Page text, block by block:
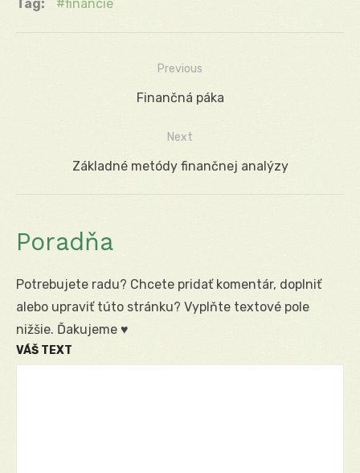
Tag: financie
Previous
Previous
Finančná páka
Next
Next
Základné metódy finančnej analýzy
Poradňa
Potrebujete radu? Chcete pridať komentár, doplniť
alebo upraviť túto stránku? Vyplňte textové pole
nižšie. Ďakujeme ♥
VÁŠ TEXT